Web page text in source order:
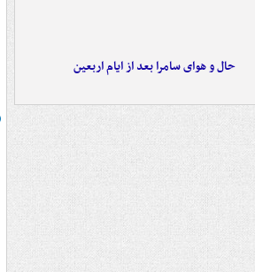
حال و هوای سامرا بعد از ایام اربعین